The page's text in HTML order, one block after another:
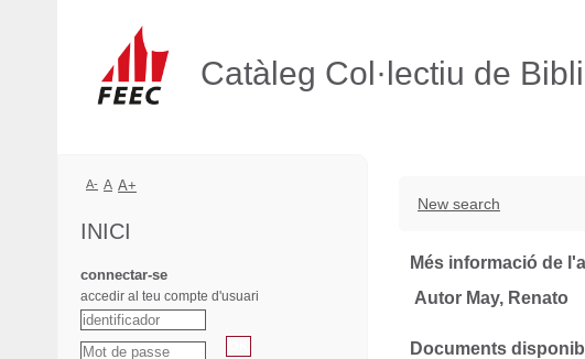
Catàleg Col·lectiu de
New search
Més informació de
Autor May, Renato
Documents
A- A A+
INICI
connectar-se
accedir al teu compte d'usuari